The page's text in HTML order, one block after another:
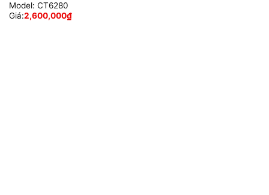
Model: CT6280
Giá:2,600,000₫